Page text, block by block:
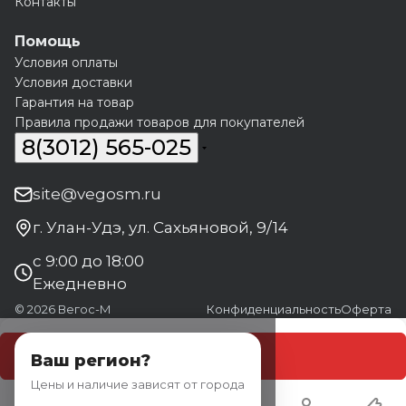
Помощь
Условия оплаты
Условия доставки
Гарантия на товар
Правила продажи товаров для покупателей
8(3012) 565-025
site@vegosm.ru
г. Улан-Удэ, ул. Сахьяновой, 9/14
с 9:00 до 18:00
Ежедневно
© 2026 Вегос-М КонфиденциальностьОферта
Ваш регион?
Цены и наличие зависят от города